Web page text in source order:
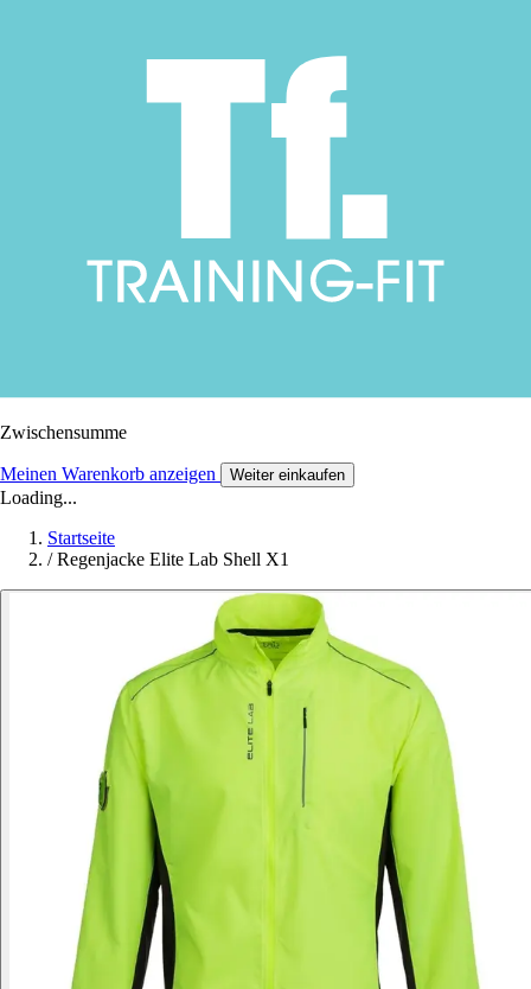
Zwischensumme
Meinen Warenkorb anzeigen Weiter einkaufen
Loading...
Startseite
/ Regenjacke Elite Lab Shell X1